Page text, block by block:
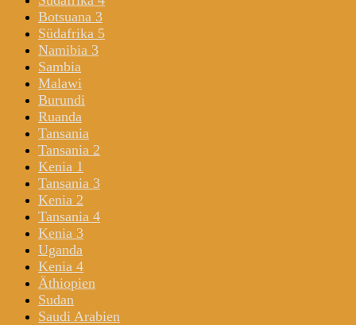
Botsuana 3
Südafrika 5
Namibia 3
Sambia
Malawi
Burundi
Ruanda
Tansania
Tansania 2
Kenia 1
Tansania 3
Kenia 2
Tansania 4
Kenia 3
Uganda
Kenia 4
Äthiopien
Sudan
Saudi Arabien